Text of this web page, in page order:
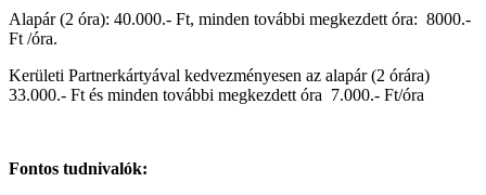
Alapár (2 óra): 40.000.- Ft, minden további megkezdett óra: 8000.-
Ft /óra.
Kerületi Partnerkártyával kedvezményesen az alapár (2 órára)
33.000.- Ft és minden további megkezdett óra 7.000.- Ft/óra
Fontos tudnivalók: